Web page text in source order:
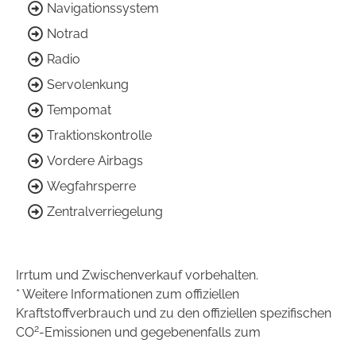
Navigationssystem
Notrad
Radio
Servolenkung
Tempomat
Traktionskontrolle
Vordere Airbags
Wegfahrsperre
Zentralverriegelung
Irrtum und Zwischenverkauf vorbehalten.
* Weitere Informationen zum offiziellen
Kraftstoffverbrauch und zu den offiziellen spezifischen
CO2-Emissionen und gegebenenfalls zum